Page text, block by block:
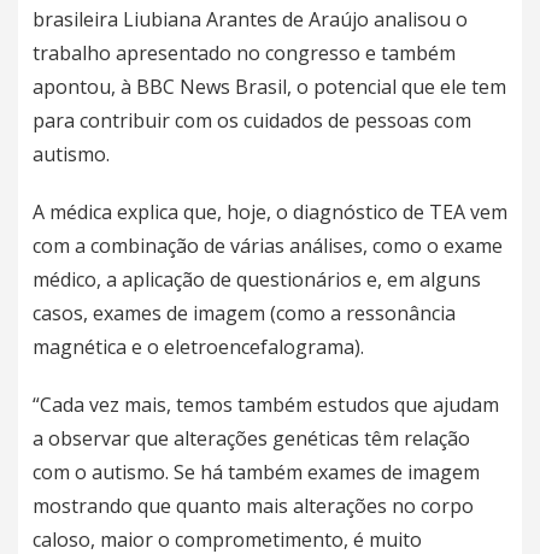
brasileira Liubiana Arantes de Araújo analisou o
trabalho apresentado no congresso e também
apontou, à BBC News Brasil, o potencial que ele tem
para contribuir com os cuidados de pessoas com
autismo.
A médica explica que, hoje, o diagnóstico de TEA vem
com a combinação de várias análises, como o exame
médico, a aplicação de questionários e, em alguns
casos, exames de imagem (como a ressonância
magnética e o eletroencefalograma).
“Cada vez mais, temos também estudos que ajudam
a observar que alterações genéticas têm relação
com o autismo. Se há também exames de imagem
mostrando que quanto mais alterações no corpo
caloso, maior o comprometimento, é muito